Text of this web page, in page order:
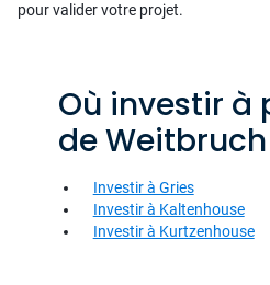
pour valider votre projet.
Où investir à
de Weitbruch
Investir à Gries
Investir à Kaltenhouse
Investir à Kurtzenhouse